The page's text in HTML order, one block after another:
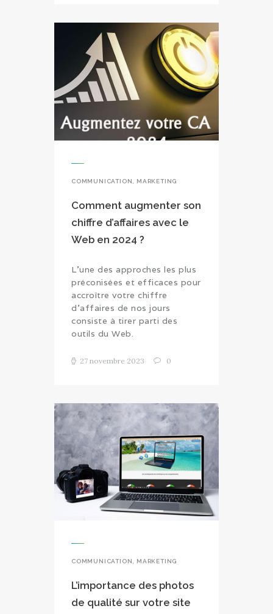
COMMUNICATION MARKETING
Comment augmenter son
chiffre d’affaires avec le
Web en 2024 ?
L’une des approches les plus
préconisées et efficaces pour
accroître votre chiffre
d’affaires de nos jours
consiste à tirer parti des
outils du Web.
27 novembre 2023 0
COMMUNICATION MARKETING
L’importance des photos
de qualité sur votre site